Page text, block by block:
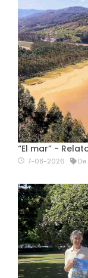
“El mar” -
7-08-2026